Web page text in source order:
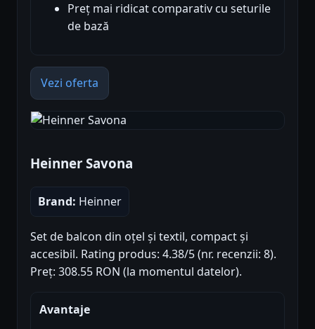
Preț mai ridicat comparativ cu seturile
de bază
Vezi oferta
Heinner Savona
Brand: Heinner
Set de balcon din oțel și textil, compact și
accesibil. Rating produs: 4.38/5 (nr. recenzii: 8).
Preț: 308.55 RON (la momentul datelor).
Avantaje